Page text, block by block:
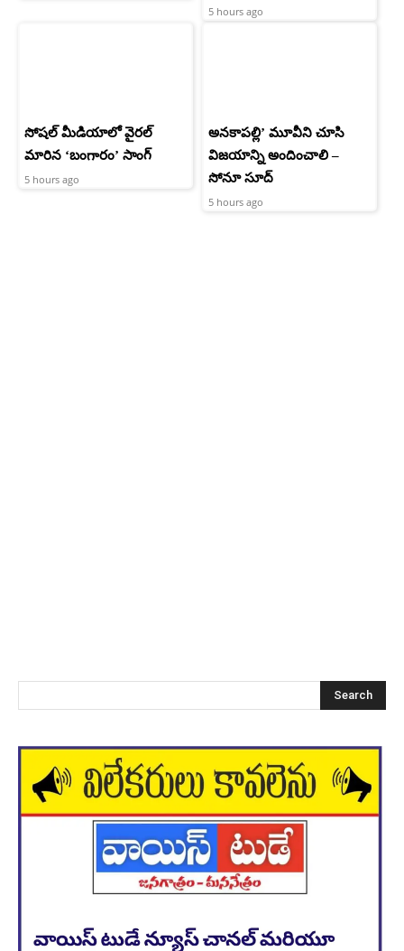
5 hours ago
సోషల్ మీడియాలో వైరల్
మారిన ‘బంగారం’ సాంగ్
5 hours ago
అనకాపల్లి’ మూవీని చూసి
విజయాన్ని అందించాలి –
సోనూ సూద్
5 hours ago
Search